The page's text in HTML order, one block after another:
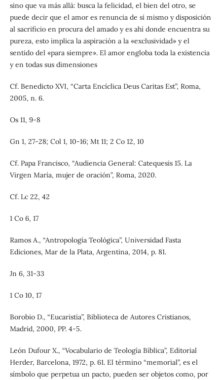
sino que va más allá: busca la felicidad, el bien del otro, se
puede decir que el amor es renuncia de sí mismo y disposición
al sacrificio en procura del amado y es ahí donde encuentra su
pureza, esto implica la aspiración a la «exclusividad» y el
sentido del «para siempre». El amor engloba toda la existencia
y en todas sus dimensiones
Cf. Benedicto XVI, “Carta Encíclica Deus Caritas Est”, Roma,
2005, n. 6.
Os 11, 9-8
Gn 1, 27-28; Col 1, 10-16; Mt 11; 2 Co 12, 10
Cf. Papa Francisco, “Audiencia General: Catequesis 15. La
Virgen María, mujer de oración”, Roma, 2020.
Cf. Lc 22, 42
1 Co 6, 17
Ramos A., “Antropología Teológica”, Universidad Fasta
Ediciones, Mar de la Plata, Argentina, 2014, p. 81.
Jn 6, 31-33
1 Co 10, 17
Borobio D., “Eucaristía”, Biblioteca de Autores Cristianos,
Madrid, 2000, PP. 4-5.
León Dufour X., “Vocabulario de Teología Bíblica”, Editorial
Herder, Barcelona, 1972, p. 61. El término “memorial”, es el
símbolo que perpetua un pacto, pueden ser objetos como, por